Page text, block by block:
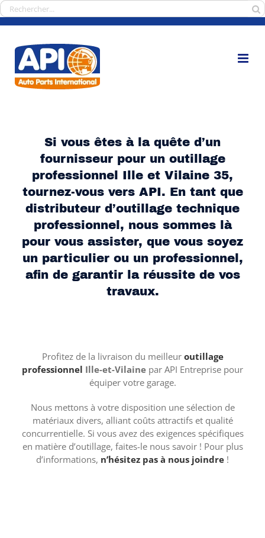
Passer
au
Rechercher:
Si vous êtes à la quête d’un
fournisseur pour un outillage
professionnel Ille et Vilaine 35,
tournez-vous vers API. En tant que
distributeur d’outillage technique
professionnel, nous sommes là
pour vous assister, que vous soyez
un particulier ou un professionnel,
afin de garantir la réussite de vos
travaux.
Profitez de la livraison du meilleur outillage
professionnel Ille-et-Vilaine par API Entreprise pour
équiper votre garage.
Nous mettons à votre disposition une sélection de
matériaux divers, alliant coûts attractifs et qualité
concurrentielle. Si vous avez des exigences spécifiques
en matière d’outillage, faites-le nous savoir ! Pour plus
d’informations, n’hésitez pas à nous joindre !